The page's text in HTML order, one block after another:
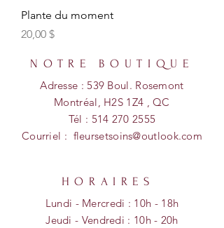
Plante du moment
Prix
20,00 $
NOTRE BOUTIQUE
Adresse : 539 Boul. Rosemont
Montréal, H2S 1Z4 , QC
Tél : 514 270 2555
Courriel : fleursetsoins@outlook.com
HORAIRES
Lundi - Mercredi : 10h - 18h
​​Jeudi - Vendredi : 10h - 20h